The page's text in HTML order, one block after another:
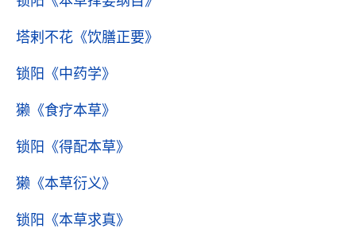
塔剌不花 《饮膳正要》
锁阳 《中药学》
獭 《食疗本草》
锁阳 《得配本草》
獭 《本草衍义》
锁阳 《本草求真》